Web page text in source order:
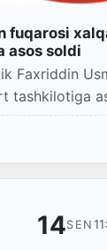
fuqarosi
asos soldi
Faxriddin
tashkilotiga
(WUKSA)
assotsiatsi...
14SEN